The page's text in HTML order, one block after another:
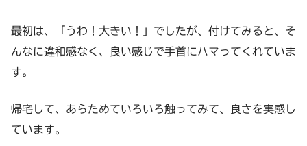
最初は、「うわ！大きい！」でしたが、付けてみると、そ
んなに違和感なく、良い感じで手首にハマってくれていま
す。
帰宅して、あらためていろいろ触ってみて、良さを実感し
ています。